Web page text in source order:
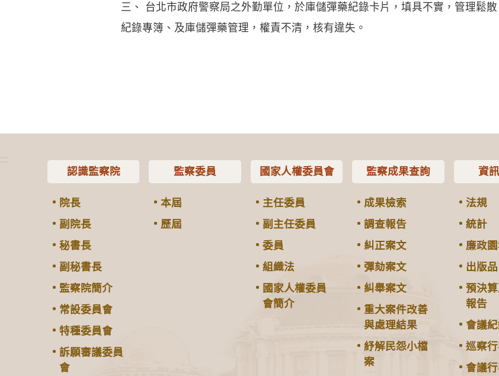
三、 台北市政府警察局之外勤單位，於庫儲彈藥紀錄卡片，填具不實，管理鬆
紀錄專簿、及庫儲彈藥管理，權責不清，核有違失。
:::
認識監察院
院長
副院長
秘書長
副秘書長
監察院簡介
常設委員會
特種委員會
訴願審議委員
會
監察委員
本屆
歷屆
國家人權委員會
主任委員
副主任委員
委員
組織法
國家人權委員
會簡介
監察成果查詢
成果檢索
調查報告
糾正案文
彈劾案文
糾舉案文
重大案件改善
與處理結果
紓解民怨小檔
案
資
法規
統計
廉政
出版品
預決
報告
會議
巡察
會議